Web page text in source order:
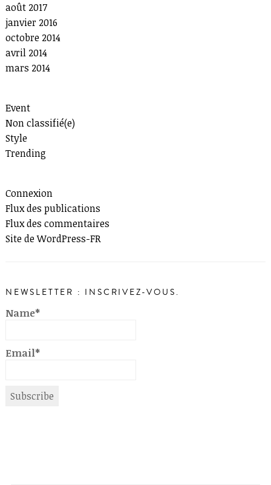
août 2017
janvier 2016
octobre 2014
avril 2014
mars 2014
Event
Non classifié(e)
Style
Trending
Connexion
Flux des publications
Flux des commentaires
Site de WordPress-FR
NEWSLETTER : INSCRIVEZ-VOUS.
Name*
Email*